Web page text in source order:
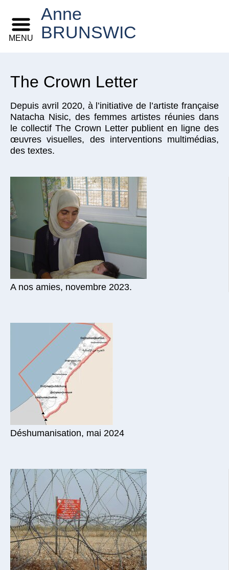
Anne
BRUNSWIC
MENU
The Crown Letter
Depuis avril 2020, à l’initiative de l’artiste française
Natacha Nisic, des femmes artistes réunies dans
le collectif The Crown Letter publient en ligne des
œuvres visuelles, des interventions multimédias,
des textes.
A nos amies, novembre 2023.
Déshumanisation, mai 2024